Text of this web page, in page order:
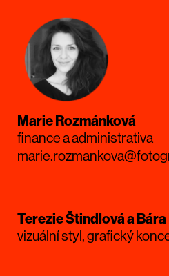
Marie Rozmánková
finance a administrativa
Terezie Štindlová a
vizuální styl, grafický